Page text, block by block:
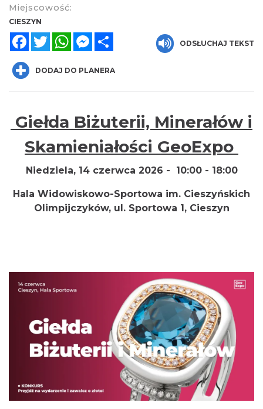
Dzięgielów
2.58 km
Wieczór uwielbienia w jedności na
Mołczynie
2026-08-22
2.94 km
Cieszyn
2026-08-09
Miejscowość:
CIESZYN
FacebookTwitterWhatsAppMessenger
ODSŁUCHAJ TEKST
DODAJ DO PLANERA
Giełda Biżuterii, Minerałów i
Skamieniałości GeoExpo
Niedziela, 14 czerwca 2026 - 10:00 - 18:00
Hala Widowiskowo-Sportowa im. Cieszyńskich
Olimpijczyków, ul. Sportowa 1, Cieszyn